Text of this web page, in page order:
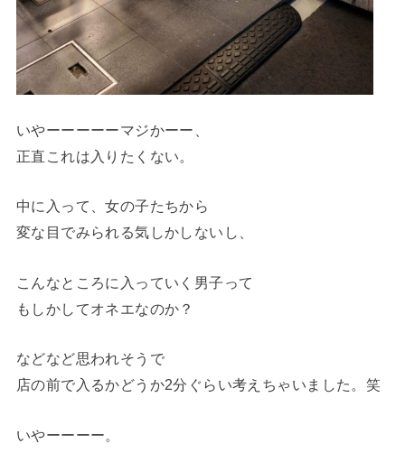
いやーーーーーマジかーー、
正直これは入りたくない。
中に入って、女の子たちから
変な目でみられる気しかしないし、
こんなところに入っていく男子って
もしかしてオネエなのか？
などなど思われそうで
店の前で入るかどうか2分ぐらい考えちゃいました。笑
いやーーーー。